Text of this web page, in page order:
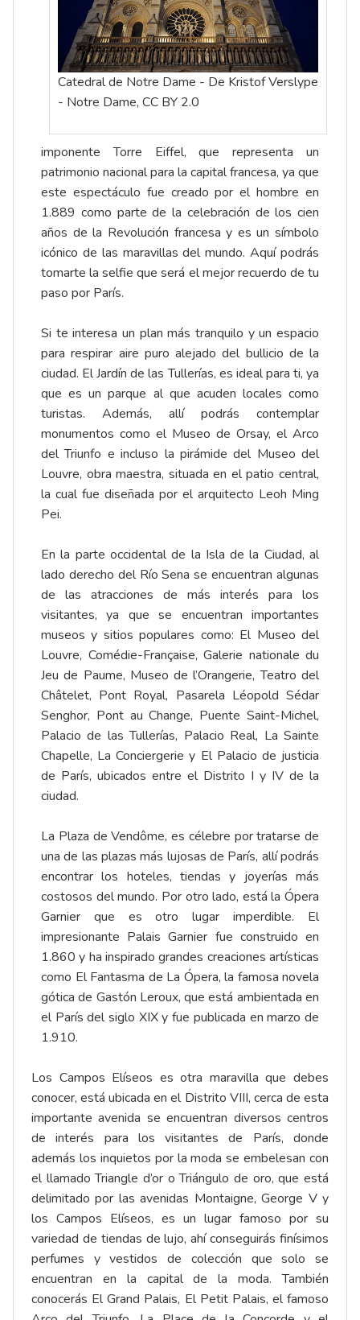
Catedral de Notre Dame - De Kristof Verslype
- Notre Dame, CC BY 2.0
imponente Torre Eiffel, que representa un
patrimonio nacional para la capital francesa, ya que
este espectáculo fue creado por el hombre en
1.889 como parte de la celebración de los cien
años de la Revolución francesa y es un símbolo
icónico de las maravillas del mundo. Aquí podrás
tomarte la selfie que será el mejor recuerdo de tu
paso por París.
Si te interesa un plan más tranquilo y un espacio
para respirar aire puro alejado del bullicio de la
ciudad. El Jardín de las Tullerías, es ideal para ti, ya
que es un parque al que acuden locales como
turistas. Además, allí podrás contemplar
monumentos como el Museo de Orsay, el Arco
del Triunfo e incluso la pirámide del Museo del
Louvre, obra maestra, situada en el patio central,
la cual fue diseñada por el arquitecto Leoh Ming
Pei.
En la parte occidental de la Isla de la Ciudad, al
lado derecho del Río Sena se encuentran algunas
de las atracciones de más interés para los
visitantes, ya que se encuentran importantes
museos y sitios populares como: El Museo del
Louvre, Comédie-Française, Galerie nationale du
Jeu de Paume, Museo de l’Orangerie, Teatro del
Châtelet, Pont Royal, Pasarela Léopold Sédar
Senghor, Pont au Change, Puente Saint-Michel,
Palacio de las Tullerías, Palacio Real, La Sainte
Chapelle, La Conciergerie y El Palacio de justicia
de París, ubicados entre el Distrito I y IV de la
ciudad.
La Plaza de Vendôme, es célebre por tratarse de
una de las plazas más lujosas de París, allí podrás
encontrar los hoteles, tiendas y joyerías más
costosos del mundo. Por otro lado, está la Ópera
Garnier que es otro lugar imperdible. El
impresionante Palais Garnier fue construido en
1.860 y ha inspirado grandes creaciones artísticas
como El Fantasma de La Ópera, la famosa novela
gótica de Gastón Leroux, que está ambientada en
el París del siglo XIX y fue publicada en marzo de
1.910.
Los Campos Elíseos es otra maravilla que debes
conocer, está ubicada en el Distrito VIII, cerca de esta
importante avenida se encuentran diversos centros
de interés para los visitantes de París, donde
además los inquietos por la moda se embelesan con
el llamado Triangle d’or o Triángulo de oro, que está
delimitado por las avenidas Montaigne, George V y
los Campos Elíseos, es un lugar famoso por su
variedad de tiendas de lujo, ahí conseguirás finísimos
perfumes y vestidos de colección que solo se
encuentran en la capital de la moda. También
conocerás El Grand Palais, El Petit Palais, el famoso